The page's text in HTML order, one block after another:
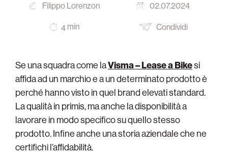
Filippo Lorenzon 02.07.2024
4 min Condividi
Se una squadra come laVisma – Lease a Bikesi
affida ad un marchio e a un determinato prodotto è
perché hanno visto in quel brand elevati standard.
La qualità in primis, ma anche la disponibilità a
lavorare in modo specifico su quello stesso
prodotto. Infine anche una storia aziendale che ne
certifichi l’affidabilità.